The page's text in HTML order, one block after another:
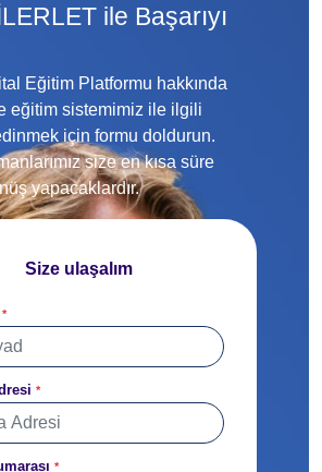
ile Başarıyı
Eğitim Platformu hakkında
eğitim sistemimiz ile ilgili
için formu doldurun.
size en kısa süre
yapacaklardır.
Size ulaşalım
*
*
*